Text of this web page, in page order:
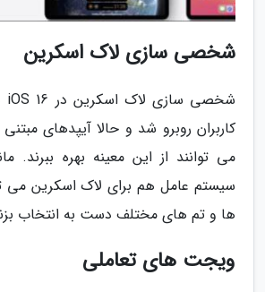
شخصی سازی لاک اسکرین
می توانند از این معینه بهره ببرند.
سیستم عامل هم برای لاک اسکرین می
ها و تم های مختلف دست به انتخاب
ویجت های تعاملی